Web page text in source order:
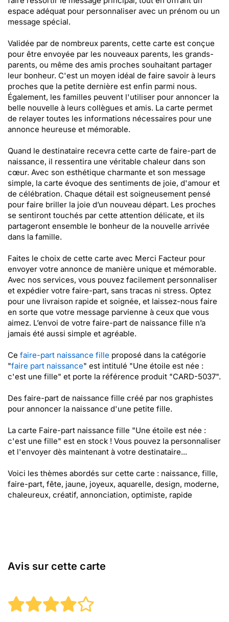
espace adéquat pour personnaliser avec un prénom ou un
message spécial.
Validée par de nombreux parents, cette carte est conçue
pour être envoyée par les nouveaux parents, les grands-
parents, ou même des amis proches souhaitant partager
leur bonheur. C'est un moyen idéal de faire savoir à leurs
proches que la petite dernière est enfin parmi nous.
Également, les familles peuvent l'utiliser pour annoncer la
belle nouvelle à leurs collègues et amis. La carte permet
de relayer toutes les informations nécessaires pour une
annonce heureuse et mémorable.
Quand le destinataire recevra cette carte de faire-part de
naissance, il ressentira une véritable chaleur dans son
cœur. Avec son esthétique charmante et son message
simple, la carte évoque des sentiments de joie, d'amour et
de célébration. Chaque détail est soigneusement pensé
pour faire briller la joie d’un nouveau départ. Les proches
se sentiront touchés par cette attention délicate, et ils
partageront ensemble le bonheur de la nouvelle arrivée
dans la famille.
Faites le choix de cette carte avec Merci Facteur pour
envoyer votre annonce de manière unique et mémorable.
Avec nos services, vous pouvez facilement personnaliser
et expédier votre faire-part, sans tracas ni stress. Optez
pour une livraison rapide et soignée, et laissez-nous faire
en sorte que votre message parvienne à ceux que vous
aimez. L’envoi de votre faire-part de naissance fille n’a
jamais été aussi simple et agréable.
Ce faire-part naissance fille proposé dans la catégorie
"faire part naissance" est intitulé "Une étoile est née :
c'est une fille" et porte la référence produit "CARD-5037".
Des faire-part de naissance fille créé par nos graphistes
pour annoncer la naissance d'une petite fille.
La carte Faire-part naissance fille "Une étoile est née :
c'est une fille" est en stock ! Vous pouvez la personnaliser
et l'envoyer dès maintenant à votre destinataire...
Voici les thèmes abordés sur cette carte : naissance, fille,
faire-part, fête, jaune, joyeux, aquarelle, design, moderne,
chaleureux, créatif, annonciation, optimiste, rapide
Avis sur cette carte